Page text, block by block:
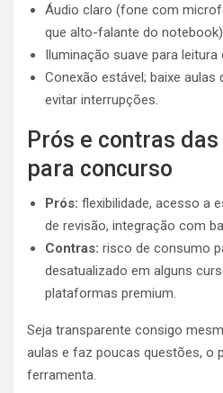
Áudio claro (fone com
que alto-falante do
Iluminação suave para leitura
Conexão estável; baixe aulas
evitar interrupções.
Prós e contras
para concurso
Prós: flexibilidade, acesso a
de revisão, integração com
Contras: risco de consumo
desatualizado em alguns
plataformas premium.
Seja transparente consigo
aulas e faz poucas questões, o
ferramenta.